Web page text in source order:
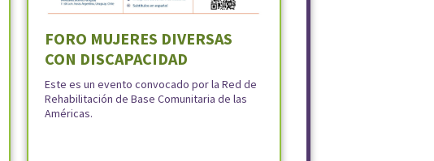
FORO MUJERES DIVERSAS
CON DISCAPACIDAD
Este es un evento convocado por la Red de
Rehabilitación de Base Comunitaria de las
Américas.